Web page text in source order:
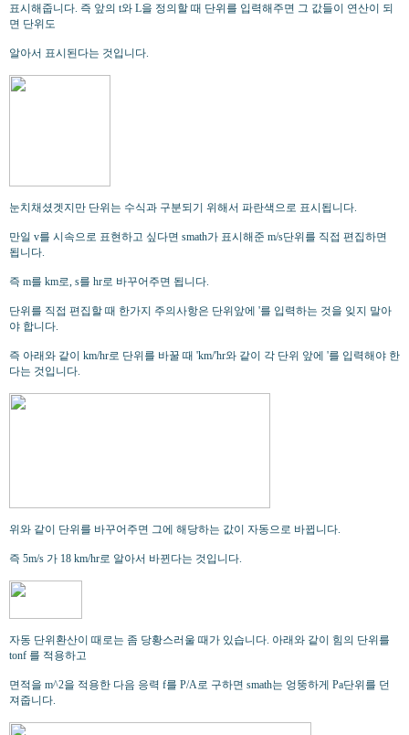
표시해줍니다. 즉 앞의 t와 L을 정의할 때 단위를 입력해주면 그 값들이 연산이 되
면 단위도
알아서 표시된다는 것입니다.
눈치채셨겟지만 단위는 수식과 구분되기 위해서 파란색으로 표시됩니다.
만일 v를 시속으로 표현하고 싶다면 smath가 표시해준 m/s단위를 직접 편집하면
됩니다.
즉 m를 km로, s를 hr로 바꾸어주면 됩니다.
단위를 직접 편집할 때 한가지 주의사항은 단위앞에 '를 입력하는 것을 잊지 말아
야 합니다.
즉 아래와 같이 km/hr로 단위를 바꿀 때 'km/'hr와 같이 각 단위 앞에 '를 입력해야 한
다는 것입니다.
위와 같이 단위를 바꾸어주면 그에 해당하는 값이 자동으로 바뀝니다.
즉 5m/s 가 18 km/hr로 알아서 바뀐다는 것입니다.
자동 단위환산이 때로는 좀 당황스러울 때가 있습니다. 아래와 같이 힘의 단위를
tonf 를 적용하고
면적을 m^2을 적용한 다음 응력 f를 P/A로 구하면 smath는 엉뚱하게 Pa단위를 던
져줍니다.